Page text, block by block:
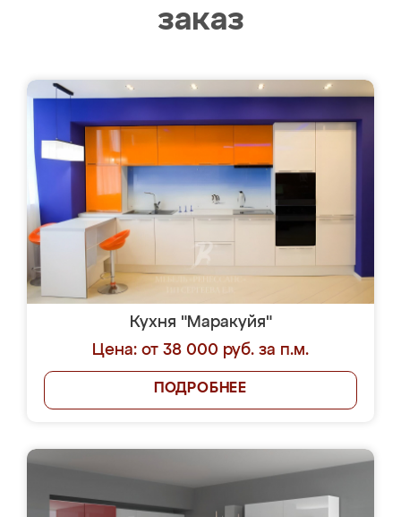
заказ
Кухня "Маракуйя"
Цена: от 38 000 руб. за п.м.
ПОДРОБНЕЕ